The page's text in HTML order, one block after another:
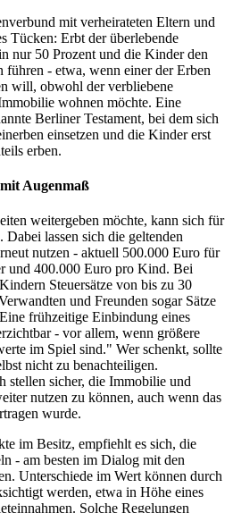
mit verheirateten Eltern und
Tücken: Erbt der überlebende
nur 50 Prozent und die Kinder den
- etwa, wenn einer der Erben
will, obwohl der verbliebene
wohnen möchte. Eine
Berliner Testament, bei dem sich
einsetzen und die Kinder erst
erben.
Augenmaß
weitergeben möchte, kann sich für
Dabei lassen sich die geltenden
nutzen - aktuell 500.000 Euro für
und 400.000 Euro pro Kind. Bei
Steuersätze von bis zu 30
und Freunden sogar Sätze
frühzeitige Einbindung eines
- vor allem, wenn größere
im Spiel sind." Wer schenkt, sollte
nicht zu benachteiligen.
stellen sicher, die Immobilie und
nutzen zu können, auch wenn das
wurde.
im Besitz, empfiehlt es sich, die
- am besten im Dialog mit den
Unterschiede im Wert können durch
werden, etwa in Höhe eines
Solche Regelungen